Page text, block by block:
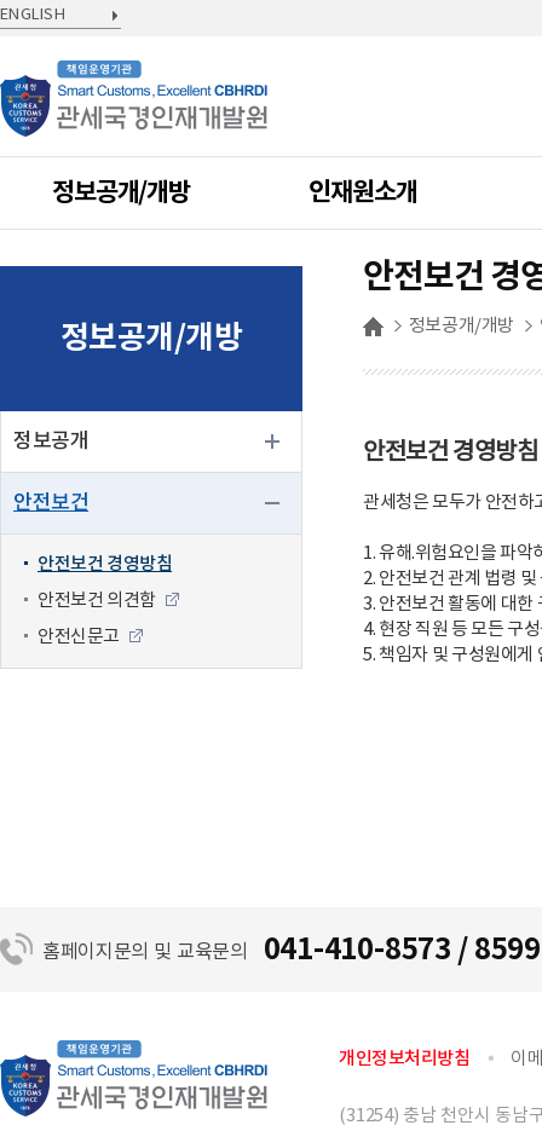
ENGLISH
정보공개/개방 인재원소개
정보공개/개방
정보공개
안전보건
안전보건 경영방침
안전보건 의견함
안전신문고
안전보건 경
정보공개/개방
안전보건 경영방침
관세청은 모두가 안전하
1. 유해.위험요인을 파
2. 안전보건 관계 법령
3. 안전보건 활동에 대한
4. 현장 직원 등 모든 구
5. 책임자 및 구성원에게
홈페이지문의 및 교육문의 041-410-8573 / 8599
개인정보처리방침 이
(31254) 충남 천안시 동남